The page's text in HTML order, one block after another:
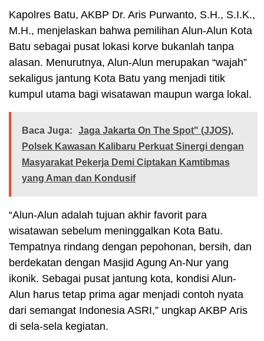
Kapolres Batu, AKBP Dr. Aris Purwanto, S.H., S.I.K.,
M.H., menjelaskan bahwa pemilihan Alun-Alun Kota
Batu sebagai pusat lokasi korve bukanlah tanpa
alasan. Menurutnya, Alun-Alun merupakan “wajah”
sekaligus jantung Kota Batu yang menjadi titik
kumpul utama bagi wisatawan maupun warga lokal.
Baca Juga:
Jaga Jakarta On The Spot" (JJOS),
Polsek Kawasan Kalibaru Perkuat Sinergi dengan
Masyarakat Pekerja Demi Ciptakan Kamtibmas
yang Aman dan Kondusif
“Alun-Alun adalah tujuan akhir favorit para
wisatawan sebelum meninggalkan Kota Batu.
Tempatnya rindang dengan pepohonan, bersih, dan
berdekatan dengan Masjid Agung An-Nur yang
ikonik. Sebagai pusat jantung kota, kondisi Alun-
Alun harus tetap prima agar menjadi contoh nyata
dari semangat Indonesia ASRI,” ungkap AKBP Aris
di sela-sela kegiatan.